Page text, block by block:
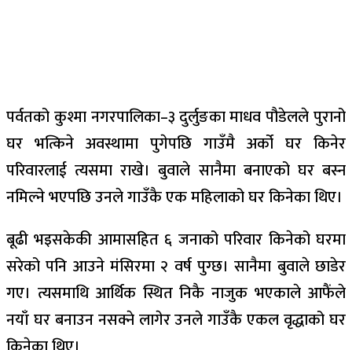
पर्वतको कुश्मा नगरपालिका–३ दुर्लुङका माधव पौडेलले पुरानो
घर भत्किने अवस्थामा पुगेपछि गाउँमै अर्को घर किनेर
परिवारलाई त्यसमा राखे। बुवाले सानैमा बनाएको घर बस्न
नमिल्ने भएपछि उनले गाउँकै एक महिलाको घर किनेका थिए।
बूढी भइसकेकी आमासहित ६ जनाको परिवार किनेको घरमा
सरेको पनि आउने मंसिरमा २ वर्ष पुग्छ। सानैमा बुवाले छाडेर
गए। त्यसमाथि आर्थिक स्थित निकै नाजुक भएकाले आफैंले
नयाँ घर बनाउन नसक्ने लागेर उनले गाउँकै एकल वृद्धाको घर